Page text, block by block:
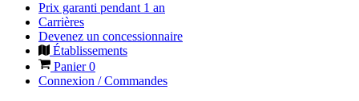
Prix garanti pendant 1 an
Carrières
Devenez un concessionnaire
Établissements
Panier0
Connexion / Commandes